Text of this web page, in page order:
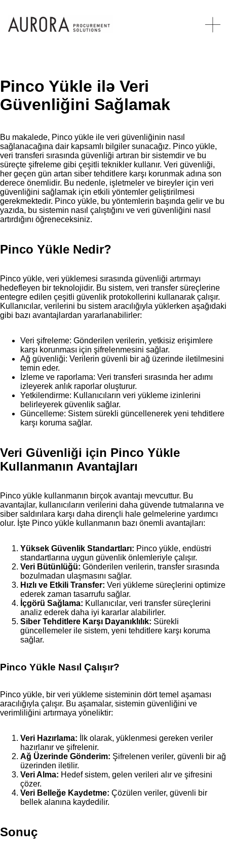
Pinco Yükle ilə Veri
Güvenliğini Sağlamak
Bu makalede, Pinco yükle ile veri güvenliğinin nasıl
sağlanacağına dair kapsamlı bilgiler sunacağız. Pinco yükle,
veri transferi sırasında güvenliği artıran bir sistemdir ve bu
süreçte şifreleme gibi çeşitli teknikler kullanır. Veri güvenliği,
her geçen gün artan siber tehditlere karşı korunmak adına son
derece önemlidir. Bu nedenle, işletmeler ve bireyler için veri
güvenliğini sağlamak için etkili yöntemler geliştirilmesi
gerekmektedir. Pinco yükle, bu yöntemlerin başında gelir ve bu
yazıda, bu sistemin nasıl çalıştığını ve veri güvenliğini nasıl
artırdığını öğreneceksiniz.
Pinco Yükle Nedir?
Pinco yükle, veri yüklemesi sırasında güvenliği artırmayı
hedefleyen bir teknolojidir. Bu sistem, veri transfer süreçlerine
entegre edilen çeşitli güvenlik protokollerini kullanarak çalışır.
Kullanıcılar, verilerini bu sistem aracılığıyla yüklerken aşağıdaki
gibi bazı avantajlardan yararlanabilirler:
Veri şifreleme: Gönderilen verilerin, yetkisiz erişimlere
karşı korunması için şifrelenmesini sağlar.
Ağ güvenliği: Verilerin güvenli bir ağ üzerinde iletilmesini
temin eder.
İzleme ve raporlama: Veri transferi sırasında her adımı
izleyerek anlık raporlar oluşturur.
Yetkilendirme: Kullanıcıların veri yükleme izinlerini
belirleyerek güvenlik sağlar.
Güncelleme: Sistem sürekli güncellenerek yeni tehditlere
karşı koruma sağlar.
Veri Güvenliği için Pinco Yükle
Kullanmanın Avantajları
Pinco yükle kullanmanın birçok avantajı mevcuttur. Bu
avantajlar, kullanıcıların verilerini daha güvende tutmalarına ve
siber saldırılara karşı daha dirençli hale gelmelerine yardımcı
olur. İşte Pinco yükle kullanmanın bazı önemli avantajları:
Yüksek Güvenlik Standartları: Pinco yükle, endüstri
standartlarına uygun güvenlik önlemleriyle çalışır.
Veri Bütünlüğü: Gönderilen verilerin, transfer sırasında
bozulmadan ulaşmasını sağlar.
Hızlı ve Etkili Transfer: Veri yükleme süreçlerini optimize
ederek zaman tasarrufu sağlar.
İçgörü Sağlama: Kullanıcılar, veri transfer süreçlerini
analiz ederek daha iyi kararlar alabilirler.
Siber Tehditlere Karşı Dayanıklılık: Sürekli
güncellemeler ile sistem, yeni tehditlere karşı koruma
sağlar.
Pinco Yükle Nasıl Çalışır?
Pinco yükle, bir veri yükleme sisteminin dört temel aşaması
aracılığıyla çalışır. Bu aşamalar, sistemin güvenliğini ve
verimliliğini artırmaya yöneliktir:
Veri Hazırlama: İlk olarak, yüklenmesi gereken veriler
hazırlanır ve şifrelenir.
Ağ Üzerinde Gönderim: Şifrelenen veriler, güvenli bir ağ
üzerinden iletilir.
Veri Alma: Hedef sistem, gelen verileri alır ve şifresini
çözer.
Veri Belleğe Kaydetme: Çözülen veriler, güvenli bir
bellek alanına kaydedilir.
Sonuç